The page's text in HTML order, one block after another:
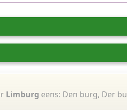
Limburg eens: Den burg, Der